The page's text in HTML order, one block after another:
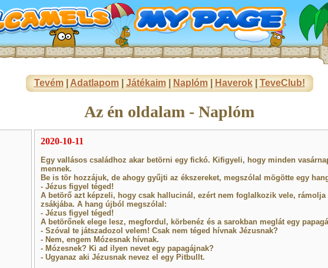
Tevém| Adatlapom| Játékaim| Naplóm| Haverok| TeveClub!
Az én oldalam - Naplóm
2020-10-11
Egy vallásos családhoz akar betörni egy fickó. Kifigyeli, hogy minden
mennek.
Be is tör hozzájuk, de ahogy gyűjti az ékszereket, megszólal mögötte egy
- Jézus figyel téged!
A betörő azt képzeli, hogy csak hallucinál, ezért nem foglalkozik vele, rámolja
zsákjába. A hang újból megszólal:
- Jézus figyel téged!
A betörőnek elege lesz, megfordul, körbenéz és a sarokban meglát egy
- Szóval te játszadozol velem! Csak nem téged hívnak Jézusnak?
- Nem, engem Mózesnak hívnak.
- Mózesnek? Ki ad ilyen nevet egy papagájnak?
- Ugyanaz aki Jézusnak nevez el egy Pitbullt.